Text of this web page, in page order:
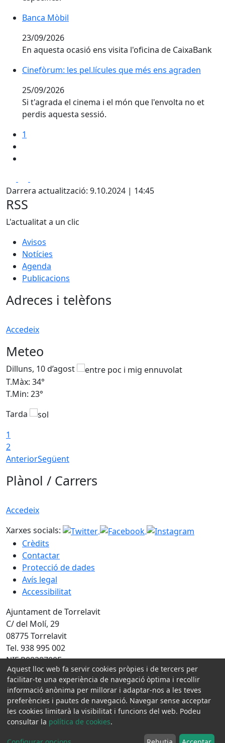
Banca Mòbil
23/09/2026
En aquesta ocasió ens visita l'oficina de CaixaBank
Cinefòrum: les pel.lícules que més ens agraden
25/09/2026
Si t'agrada el cinema i el món que l'envolta no et
perdis aquesta sessió.
1
Darrera actualització: 9.10.2024 | 14:45
RSS
L'actualitat a un clic
Avisos
Notícies
Agenda
Publicacions
Adreces i telèfons
Accedeix
Meteo
Dilluns, 10 d’agost
T.Màx: 34°
T.Min: 23°
Tarda
1
2
AnteriorSegüent
Plànol / Carrers
Accedeix
Xarxes socials:
Crèdits
Contactar
Protecció de dades
Avís legal
Accessibilitat
Ajuntament de Torrelavit
C/ del Molí, 29
08775 Torrelavit
Tel. 938 995 002
NIF P0828700E
Amb la col·laboració de:
Aquest lloc web fa servir cookies pròpies i de tercers per
facilitar-te una experiència de navegació òptima i recollir
informació anònima per millorar i adaptar-nos a les teves
preferències i pautes de navegació. Navegar sense acceptar
les cookies limitarà la visibilitat i funcions del web. Podeu
consultar la política de cookies.